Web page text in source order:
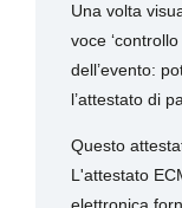
Una volta
voce
dell’evento:
l’attestato di
Questo
L'attestato